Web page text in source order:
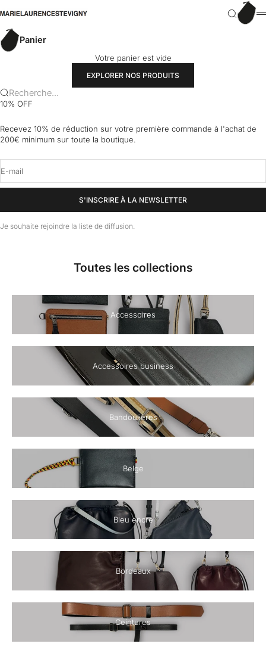
marielaurencestevigny
Recherche
Panier
Panier
Votre panier est vide
EXPLORER NOS PRODUITS
Recherche...
10% OFF
Recevez 10% de réduction sur votre première commande à l'achat de
200€ minimum sur toute la boutique.
E-mail
S'INSCRIRE À LA NEWSLETTER
Je souhaite rejoindre la liste de diffusion.
Toutes les collections
Accessoires
Accessoires business
Bandoulières
Belge
Bleu encre
Bordeaux
Ceintures